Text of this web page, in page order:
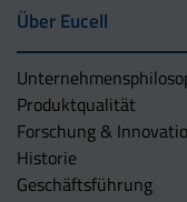
Über Eucell
Produktqualität
Forschung &
Historie
Geschäftsführung